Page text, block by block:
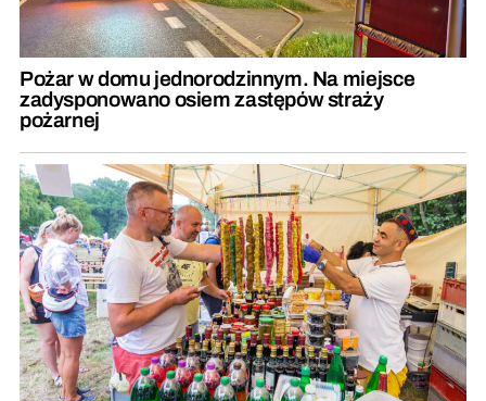
Pożar w domu jednorodzinnym. Na miejsce
zadysponowano osiem zastępów straży
pożarnej